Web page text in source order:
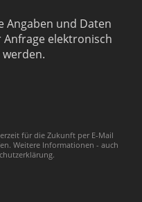
Angaben und Daten
elektronisch
für die Zukunft per E-Mail
Weitere Informationen - auch
.